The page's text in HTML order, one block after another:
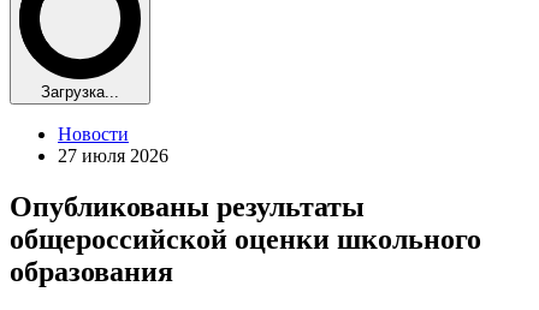
Загрузка...
Новости
27 июля 2026
Опубликованы результаты
общероссийской оценки школьного
образования